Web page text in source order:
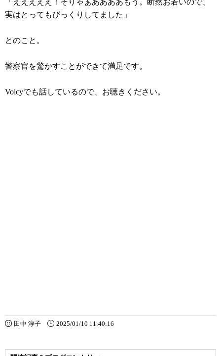
「えええええ！そりゃぁああああもう。断然お若いので、
実はとってもびっくりしてました」
とのこと。
警察官を驚かすことができて満足です。
Voicyでも話しているので、お聴きください。
田中 淳子 2025/01/10 11:40:16